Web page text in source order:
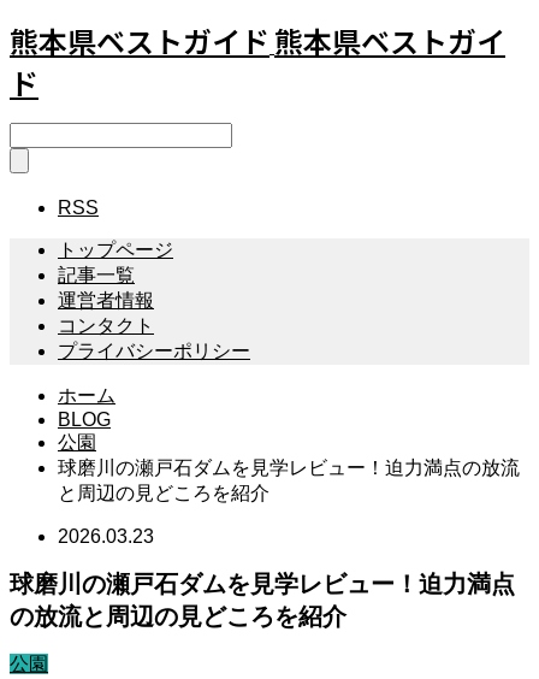
熊本県ベストガイド 熊本県ベストガイ
ド
RSS
トップページ
記事一覧
運営者情報
コンタクト
プライバシーポリシー
ホーム
BLOG
公園
球磨川の瀬戸石ダムを見学レビュー！迫力満点の放流
と周辺の見どころを紹介
2026.03.23
球磨川の瀬戸石ダムを見学レビュー！迫力満点
の放流と周辺の見どころを紹介
公園